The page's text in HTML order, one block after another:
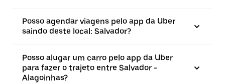
Posso agendar viagens pelo app da Uber
saindo deste local: Salvador?
Posso alugar um carro pelo app da Uber
para fazer o trajeto entre Salvador -
Alagoinhas?